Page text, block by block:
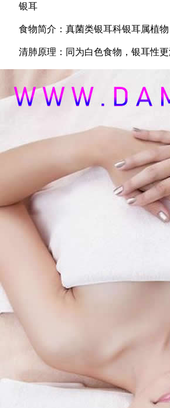
银耳
食物简介：真菌类银耳科银耳属植物
清肺原理：同为白色食物，银耳性更